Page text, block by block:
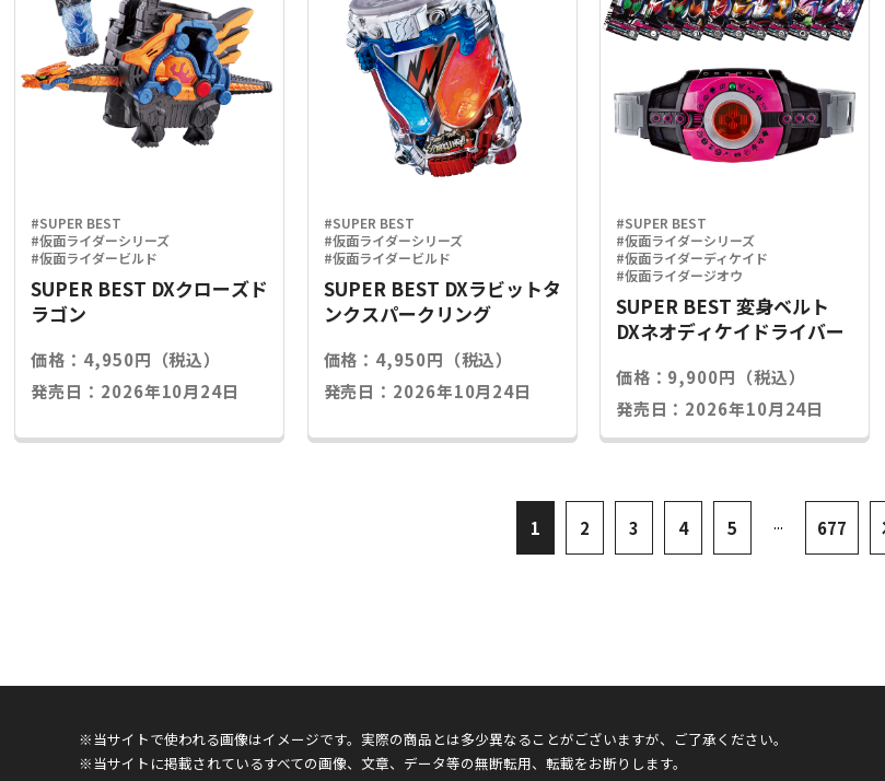
#SUPER BEST
#仮面ライダーシリーズ
#仮面ライダービルド
SUPER BEST DXクローズド
ラゴン
価格：4,950円（税込）
発売日：2026年10月24日
#SUPER BEST
#仮面ライダーシリーズ
#仮面ライダービルド
SUPER BEST DXラビットタ
ンクスパークリング
価格：4,950円（税込）
発売日：2026年10月24日
#SUPER BEST
#仮面ライダーシリーズ
#仮面ライダーディケイド
#仮面ライダージオウ
SUPER BEST 変身ベルト
DXネオディケイドライバー
価格：9,900円（税込）
発売日：2026年10月24日
1 2 3 4 5 ... 677
※当サイトで使われる画像はイメージです。実際の商品とは多少異なることがございますが、ご了承ください。
※当サイトに掲載されているすべての画像、文章、データ等の無断転用、転載をお断りします。